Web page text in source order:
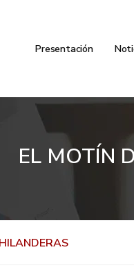
Presentación
EL MOTÍN